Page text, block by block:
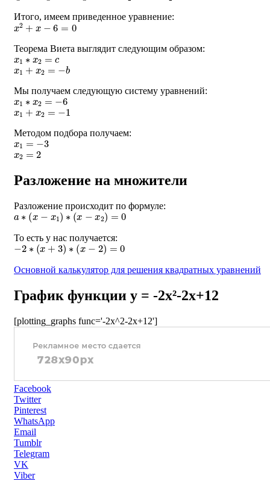
Итого, имеем приведенное уравнение:
x2+x− 6=0
Теорема Виета выглядит следующим образом:
x1∗x2= c
x1 + x2 =− b
Мы получаем следующую систему уравнений:
x1∗x2=−6
x1 + x2 =−
Методом подбора получаем:
x1=−3
x2 =2
Разложение на множители
Разложение происходит по формуле:
a ∗(x−x1)∗ (x−x2)=0
То есть у нас получается:
−2∗(x+3)∗(x−2)=0
Основной калькулятор для решения квадратных уравнений
График функции y = -2x²-2x+12
[plotting_graphs func='-2x^2-2x+12']
Facebook
Twitter
Pinterest
WhatsApp
Email
Tumblr
Telegram
VK
Viber